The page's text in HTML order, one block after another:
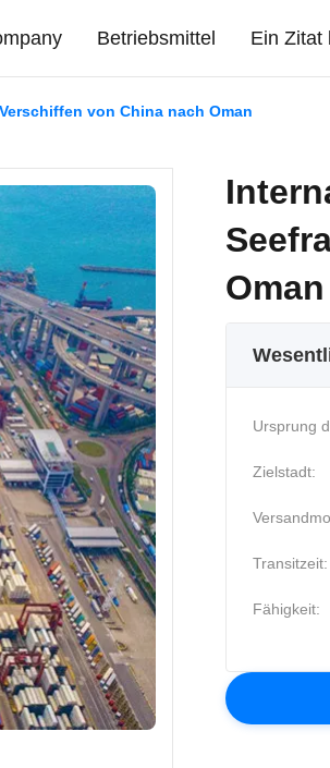
Betriebsmittel Ein Zitat
von China nach Oman
Oman
Ursprung
Zielstadt:
Transitzeit:
Fähigkeit: